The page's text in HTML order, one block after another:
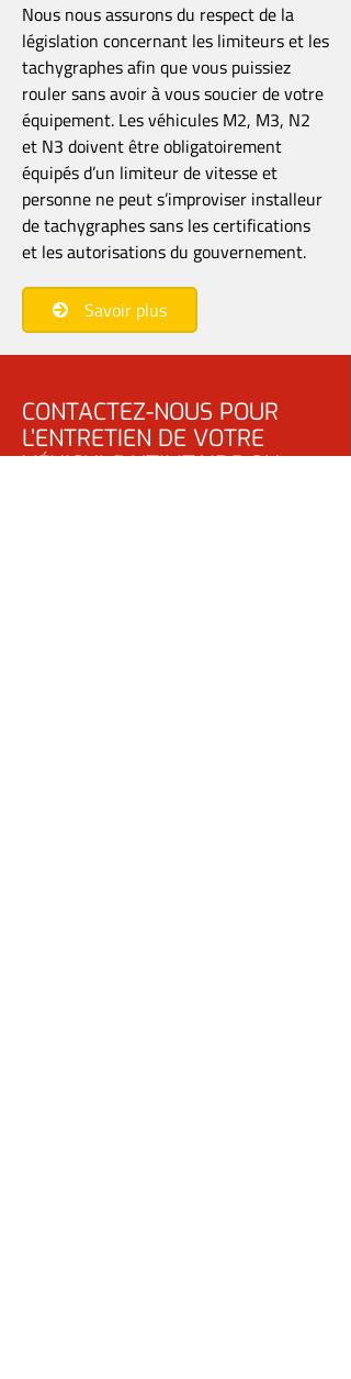
Nous nous assurons du respect de la
législation concernant les limiteurs et les
tachygraphes afin que vous puissiez
rouler sans avoir à vous soucier de votre
équipement. Les véhicules M2, M3, N2
et N3 doivent être obligatoirement
équipés d’un limiteur de vitesse et
personne ne peut s’improviser installeur
de tachygraphes sans les certifications
et les autorisations du gouvernement.
Savoir plus
CONTACTEZ-NOUS POUR
L’ENTRETIEN DE VOTRE
VÉHICULE UTILITAIRE OU